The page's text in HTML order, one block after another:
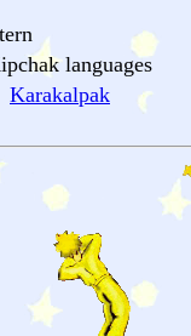
languages
Karakalpak